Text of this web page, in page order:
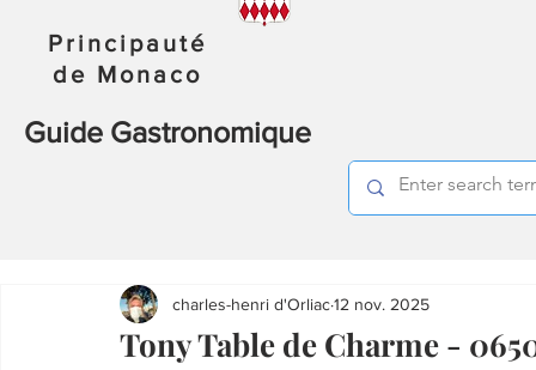
Principauté
de Monaco
Guide Gastronomique
Tony Table de Charme -
charles-henri d'Orliac12 nov. 2025